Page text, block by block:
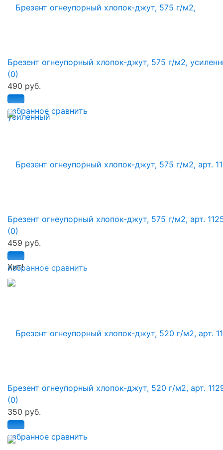
избранное сравнить
Брезент огнеупорный хлопок-джут, 575 г/м2,
(0)
490 руб.
избранное сравнить
Брезент огнеупорный хлопок-джут, 575 г/м2, арт.
(0)
459 руб.
Хит!
избранное сравнить
Брезент огнеупорный хлопок-джут, 520 г/м2, арт.
(0)
350 руб.